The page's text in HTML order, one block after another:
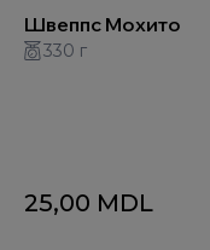
Швеппс Мохито
330 г
25,00 MDL